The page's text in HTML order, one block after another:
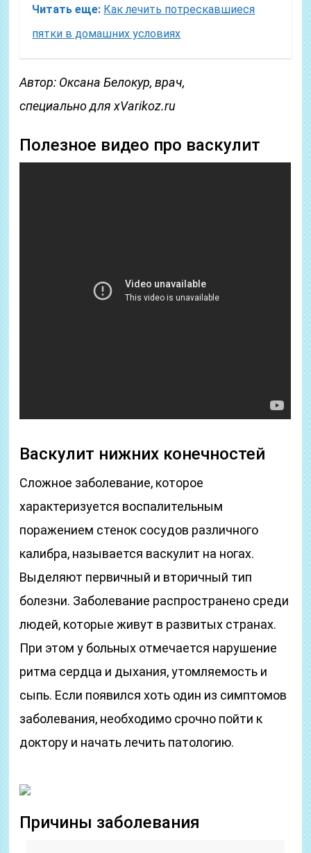
Читать еще: Как лечить потрескавшиеся
пятки в домашних условиях
Автор: Оксана Белокур, врач,
специально для xVarikoz.ru
Полезное видео про васкулит
Васкулит нижних конечностей
Сложное заболевание, которое
характеризуется воспалительным
поражением стенок сосудов различного
калибра, называется васкулит на ногах.
Выделяют первичный и вторичный тип
болезни. Заболевание распространено среди
людей, которые живут в развитых странах.
При этом у больных отмечается нарушение
ритма сердца и дыхания, утомляемость и
сыпь. Если появился хоть один из симптомов
заболевания, необходимо срочно пойти к
доктору и начать лечить патологию.
Причины заболевания